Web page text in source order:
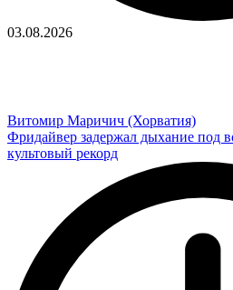
03.08.2026
Витомир Маричич (Хорватия)
Фридайвер задержал дыхание под
культовый рекорд